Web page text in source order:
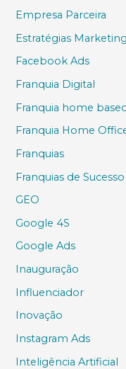
Empresa Parceira
Estratégias
Facebook Ads
Franquia Digital
Franquia home
Franquia Home
Franquias
Franquias de Sucesso
GEO
Google 4S
Google Ads
Inauguração
Influenciador
Inovação
Instagram Ads
Inteligência Artificial